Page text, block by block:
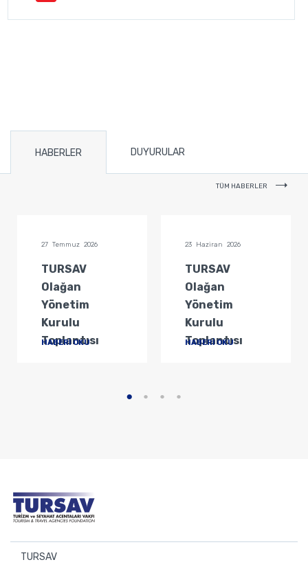
HABERLER DUYURULAR
TÜM HABERLER
27 Temmuz 2026
TURSAV
Olağan
Yönetim
Kurulu
Toplantısı
HABERİ OKU
23 Haziran 2026
TURSAV
Olağan
Yönetim
Kurulu
Toplantısı
HABERİ OKU
TURSAV